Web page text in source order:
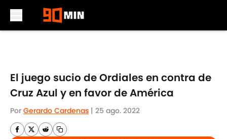
El juego sucio de Ordiales en contra de
Cruz Azul y en favor de América
Por Gerardo Cardenas | 25 ago. 2022